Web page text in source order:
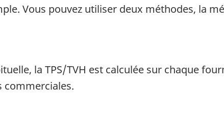
Vous pouvez utiliser deux méthodes, la
la TPS/TVH est calculée sur chaque
commerciales.